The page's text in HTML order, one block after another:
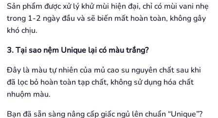
Sản phẩm được xử lý khử mùi hiện đại, chỉ có mùi vani nhẹ
trong 1-2 ngày đầu và sẽ biến mất hoàn toàn, không gây
khó chịu.
3. Tại sao nệm Unique lại có màu trắng?
Đây là màu tự nhiên của mủ cao su nguyên chất sau khi
đã lọc bỏ hoàn toàn tạp chất, không sử dụng hóa chất
nhuộm màu.
Bạn đã sẵn sàng nâng cấp giấc ngủ lên chuẩn “Unique”?